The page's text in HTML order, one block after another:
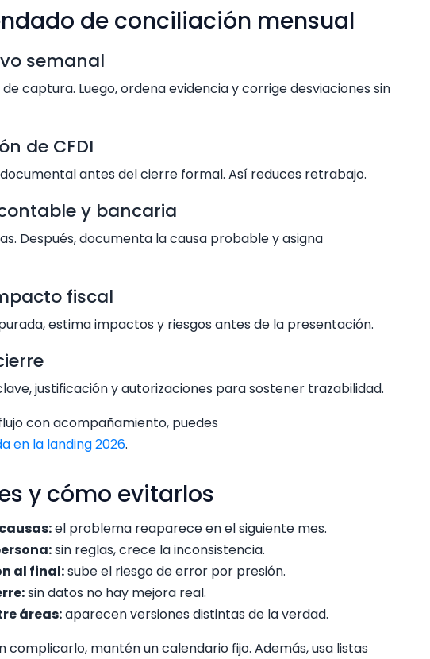
de conciliación mensual
semanal
captura. Luego, ordena evidencia y corrige desviaciones sin
de CFDI
antes del cierre formal. Así reduces retrabajo.
y bancaria
Después, documenta la causa probable y asigna
fiscal
estima impactos y riesgos antes de la presentación.
justificación y autorizaciones para sostener trazabilidad.
con acompañamiento, puedes
en la landing 2026.
y cómo evitarlos
el problema reaparece en el siguiente mes.
sin reglas, crece la inconsistencia.
al final:sube el riesgo de error por presión.
sin datos no hay mejora real.
áreas:aparecen versiones distintas de la verdad.
mantén un calendario fijo. Además, usa listas